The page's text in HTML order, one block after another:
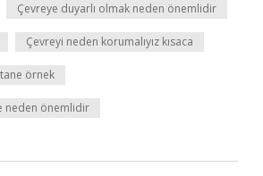
Çevreye duyarlı olmak neden önemlidir
Çevreyi neden korumalıyız kısaca
örnek
neden önemlidir